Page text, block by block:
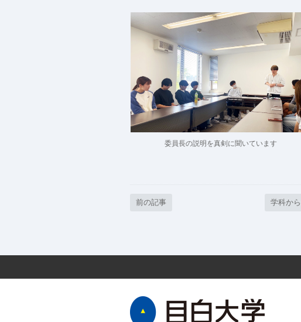
委員長の説明を真剣に聞いています
前の記事 学科か